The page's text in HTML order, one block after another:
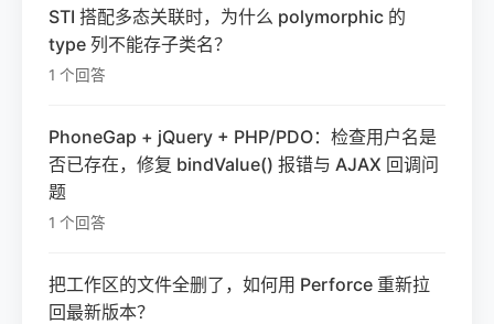
STI 搭配多态关联时，为什么 polymorphic 的
type 列不能存子类名？
1 个回答
PhoneGap + jQuery + PHP/PDO：检查用户名是
否已存在，修复 bindValue() 报错与 AJAX 回调问
题
1 个回答
把工作区的文件全删了，如何用 Perforce 重新拉
回最新版本？